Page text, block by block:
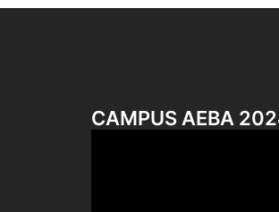
CAMPUS AEBA